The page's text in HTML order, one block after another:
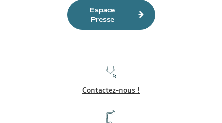
Lyon
Espace
Presse
Contactez-nous !